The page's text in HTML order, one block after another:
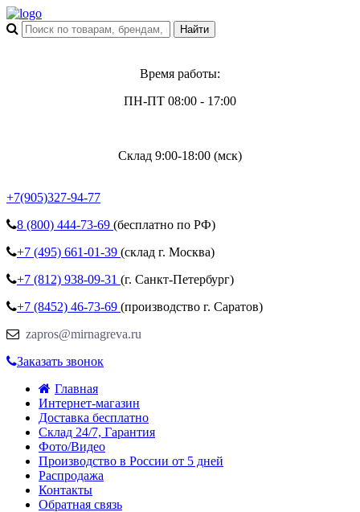
Время работы:
ПН-ПТ 08:00 - 17:00
Склад 9:00-18:00 (мск)
+7(905)327-94-77
8 (800) 444-73-69 (бесплатно по РФ)
+7 (495) 661-01-39 (склад г. Москва)
+7 (812) 938-09-31 (г. Санкт-Петербург)
+7 (8452) 46-73-69 (производство г. Саратов)
zapros@mirnagreva.ru
Заказать звонок
Главная
Интернет-магазин
Доставка бесплатно
Склад 24/7, Гарантия
Фото/Видео
Производство в России от 5 дней
Распродажа
Контакты
Обратная связь